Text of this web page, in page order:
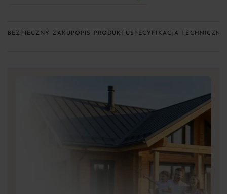
BEZPIECZNY ZAKUP OPIS PRODUKTU SPECYFIKACJA TECHNICZNA